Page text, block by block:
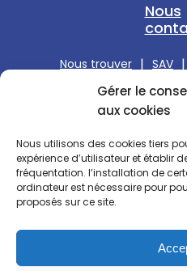
Gérer le
aux cookies
Nous utilisons des cookies tiers
expérience d’utilisateur et établir
fréquentation. l’installation de
ordinateur est nécessaire pour
proposés sur ce site.
Nous
Nous trouver | SAV |
Réparation PC
Réparation
Réparation
Réparation PC
Réparation PC